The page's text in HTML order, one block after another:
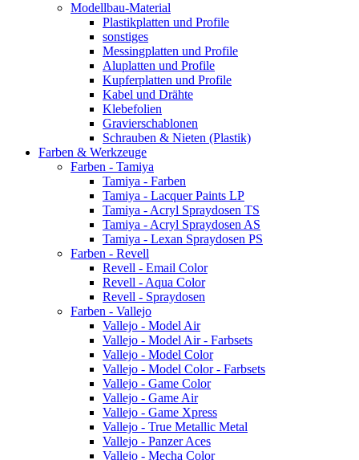
Modellbau-Material
Plastikplatten und Profile
sonstiges
Messingplatten und Profile
Aluplatten und Profile
Kupferplatten und Profile
Kabel und Drähte
Klebefolien
Gravierschablonen
Schrauben & Nieten (Plastik)
Farben & Werkzeuge
Farben - Tamiya
Tamiya - Farben
Tamiya - Lacquer Paints LP
Tamiya - Acryl Spraydosen TS
Tamiya - Acryl Spraydosen AS
Tamiya - Lexan Spraydosen PS
Farben - Revell
Revell - Email Color
Revell - Aqua Color
Revell - Spraydosen
Farben - Vallejo
Vallejo - Model Air
Vallejo - Model Air - Farbsets
Vallejo - Model Color
Vallejo - Model Color - Farbsets
Vallejo - Game Color
Vallejo - Game Air
Vallejo - Game Xpress
Vallejo - True Metallic Metal
Vallejo - Panzer Aces
Vallejo - Mecha Color